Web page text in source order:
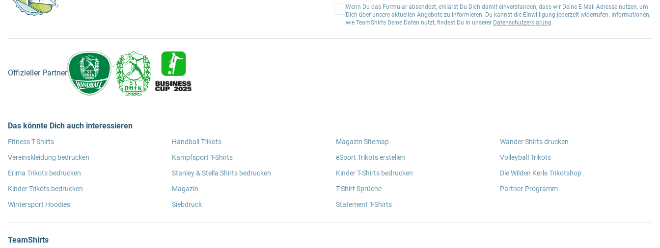
Wenn Du das Formular absendest, erklärst Du Dich damit einverstanden, dass wir Deine E-Mail-Adresse nutzen, um
Dich über unsere aktuellen Angebote zu informieren. Du kannst die Einwilligung jederzeit widerrufen. Informationen,
wie TeamShirts Deine Daten nutzt, findest Du in unserer Datenschutzerklärung.
Offizieller Partner
Das könnte Dich auch interessieren
Fitness T-Shirts
Vereinskleidung bedrucken
Erima Trikots bedrucken
Kinder Trikots bedrucken
Wintersport Hoodies
Handball Trikots
Kampfsport T-Shirts
Stanley & Stella Shirts bedrucken
Magazin
Siebdruck
Magazin Sitemap
eSport Trikots erstellen
Kinder T-Shirts bedrucken
T-Shirt Sprüche
Statement T-Shirts
Wander Shirts drucken
Volleyball Trikots
Die Wilden Kerle Trikotshop
Partner-Programm
TeamShirts